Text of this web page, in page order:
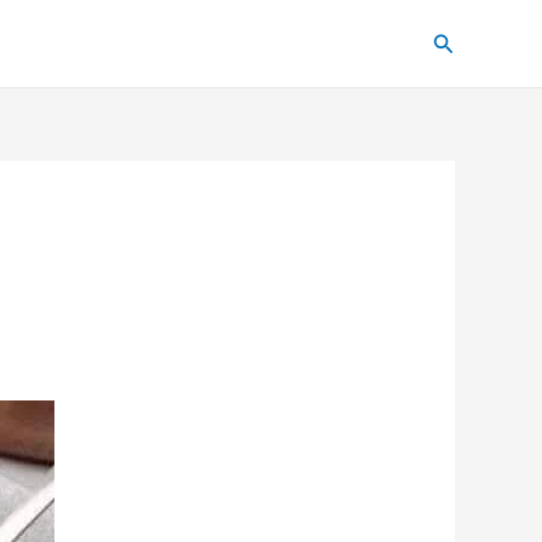
Pesquisar